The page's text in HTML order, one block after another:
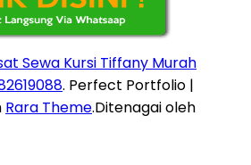
Sewa Kursi Tiffany Murah
. Perfect Portfolio |
Rara Theme.Ditenagai oleh